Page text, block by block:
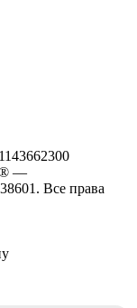
—
Все права